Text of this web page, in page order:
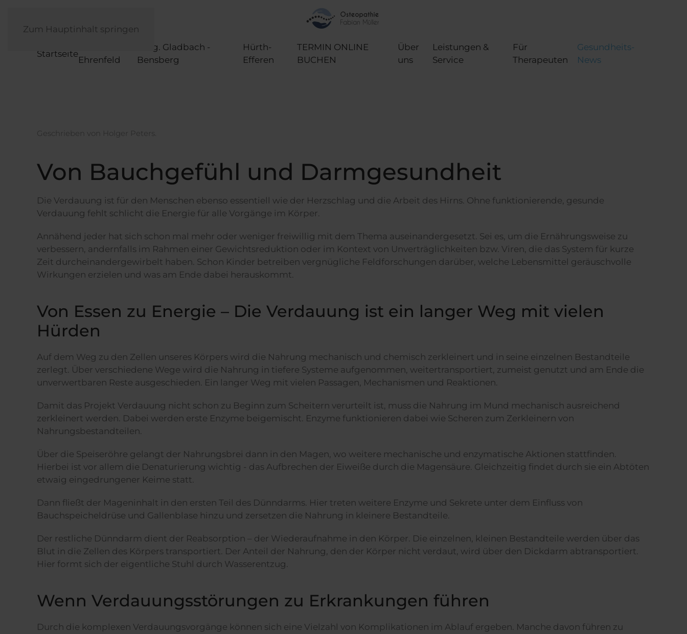
Zum Hauptinhalt springen
Startseite
Ehrenfeld
Berg. Gladbach -
Bensberg
Hürth-
Efferen
TERMIN ONLINE
BUCHEN
Über
uns
Leistungen &
Service
Für
Therapeuten
Gesundheits-
News
Geschrieben von Holger Peters.
Von Bauchgefühl und Darmgesundheit
Die Verdauung ist für den Menschen ebenso essentiell wie der Herzschlag und die Arbeit des Hirns. Ohne funktionierende, gesunde
Verdauung fehlt schlicht die Energie für alle Vorgänge im Körper.
Annähend jeder hat sich schon mal mehr oder weniger freiwillig mit dem Thema auseinandergesetzt. Sei es, um die Ernährungsweise zu
verbessern, andernfalls im Rahmen einer Gewichtsreduktion oder im Kontext von Unverträglichkeiten bzw. Viren, die das System für kurze
Zeit durcheinandergewirbelt haben. Schon Kinder betreiben vergnügliche Feldforschungen darüber, welche Lebensmittel geräuschvolle
Wirkungen erzielen und was am Ende dabei herauskommt.
Von Essen zu Energie – Die Verdauung ist ein langer Weg mit vielen
Hürden
Auf dem Weg zu den Zellen unseres Körpers wird die Nahrung mechanisch und chemisch zerkleinert und in seine einzelnen Bestandteile
zerlegt. Über verschiedene Wege wird die Nahrung in tiefere Systeme aufgenommen, weitertransportiert, zumeist genutzt und am Ende die
unverwertbaren Reste ausgeschieden. Ein langer Weg mit vielen Passagen, Mechanismen und Reaktionen.
Damit das Projekt Verdauung nicht schon zu Beginn zum Scheitern verurteilt ist, muss die Nahrung im Mund mechanisch ausreichend
zerkleinert werden. Dabei werden erste Enzyme beigemischt. Enzyme funktionieren dabei wie Scheren zum Zerkleinern von
Nahrungsbestandteilen.
Über die Speiseröhre gelangt der Nahrungsbrei dann in den Magen, wo weitere mechanische und enzymatische Aktionen stattfinden.
Hierbei ist vor allem die Denaturierung wichtig - das Aufbrechen der Eiweiße durch die Magensäure. Gleichzeitig findet durch sie ein Abtöten
etwaig eingedrungener Keime statt.
Dann fließt der Mageninhalt in den ersten Teil des Dünndarms. Hier treten weitere Enzyme und Sekrete unter dem Einfluss von
Bauchspeicheldrüse und Gallenblase hinzu und zersetzen die Nahrung in kleinere Bestandteile.
Der restliche Dünndarm dient der Reabsorption – der Wiederaufnahme in den Körper. Die einzelnen, kleinen Bestandteile werden über das
Blut in die Zellen des Körpers transportiert. Der Anteil der Nahrung, den der Körper nicht verdaut, wird über den Dickdarm abtransportiert.
Hier formt sich der eigentliche Stuhl durch Wasserentzug.
Wenn Verdauungsstörungen zu Erkrankungen führen
Durch die komplexen Verdauungsvorgänge können sich eine Vielzahl von Komplikationen im Ablauf ergeben. Manche davon führen zu